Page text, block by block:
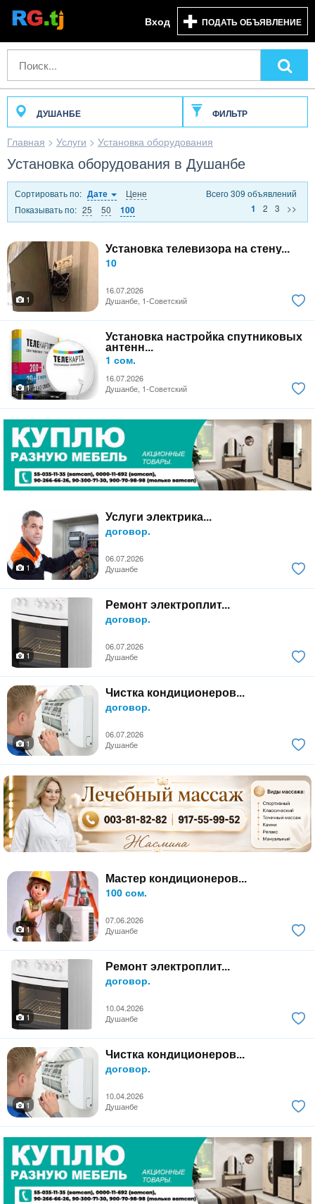
Вход ПОДАТЬ ОБЪЯВЛЕНИЕ
ДУШАНБЕ ФИЛЬТР
Главная > Услуги > Установка оборудования
Установка оборудования в Душанбе
Сортировать по: Дате
Цене
Показывать по: 25 50 100
Всего 309 объявлений
1
2 3 >>
Установка телевизора на стену...
10
16.07.2026
1
Душанбе, 1-Советский
Установка настройка спутниковых
антенн...
1 сом.
16.07.2026
1
Душанбе, 1-Советский
Услуги электрика...
договор.
06.07.2026
1
Душанбе
Ремонт электроплит...
договор.
06.07.2026
1
Душанбе
Чистка кондиционеров...
договор.
06.07.2026
1
Душанбе
Мастер кондиционеров...
100 сом.
07.06.2026
1
Душанбе
Ремонт электроплит...
договор.
10.04.2026
1
Душанбе
Чистка кондиционеров...
договор.
10.04.2026
1
Душанбе